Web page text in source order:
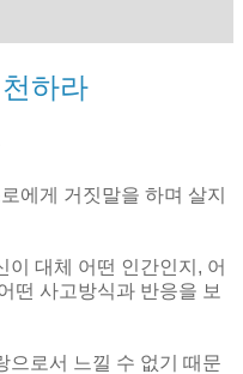
하라
에게 거짓말을 하며 살지
이 대체 어떤 인간인지, 어
떤 사고방식과 반응을 보
으로서 느낄 수 없기 때문